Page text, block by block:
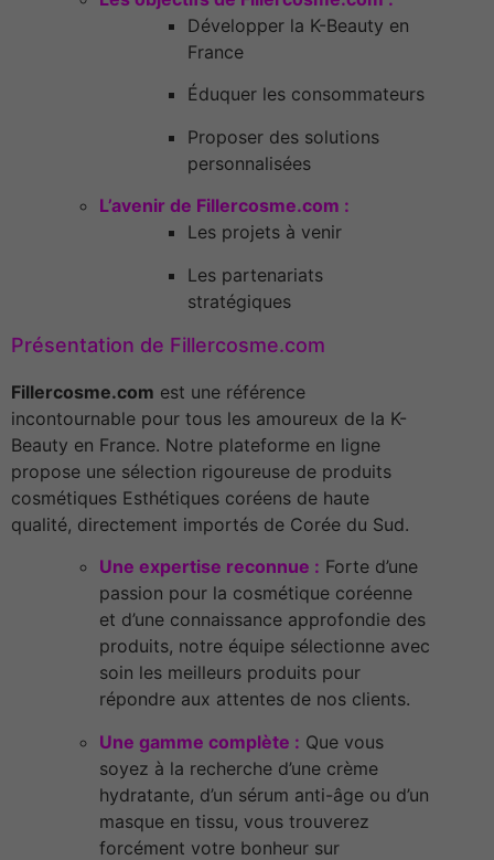
Développer la K-Beauty en
France
Éduquer les consommateurs
Proposer des solutions
personnalisées
L’avenir de Fillercosme.com :
Les projets à venir
Les partenariats
stratégiques
Présentation de Fillercosme.com
Fillercosme.com est une référence
incontournable pour tous les amoureux de la K-
Beauty en France. Notre plateforme en ligne
propose une sélection rigoureuse de produits
cosmétiques Esthétiques coréens de haute
qualité, directement importés de Corée du Sud.
Une expertise reconnue : Forte d’une
passion pour la cosmétique coréenne
et d’une connaissance approfondie des
produits, notre équipe sélectionne avec
soin les meilleurs produits pour
répondre aux attentes de nos clients.
Une gamme complète : Que vous
soyez à la recherche d’une crème
hydratante, d’un sérum anti-âge ou d’un
masque en tissu, vous trouverez
forcément votre bonheur sur